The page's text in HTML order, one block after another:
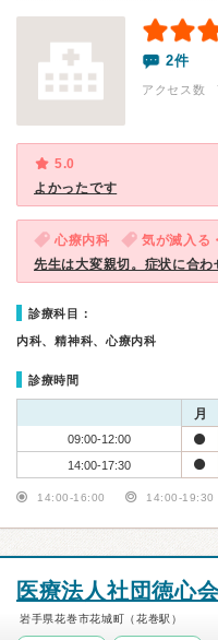
2件
アクセス数
5.0
よかったです
心療内科 気が滅入る
先生は大変親切。症状に合わ
診療科目：
内科、精神科、心療内科
診療時間
月
09:00-12:00
14:00-17:30
14:00-16:00 14:00-19:30
医療法人社団徳心
岩手県花巻市花城町（花巻駅）